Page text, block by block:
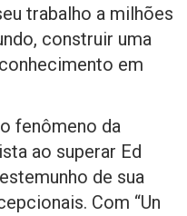
trabalho a milhões
construir uma
em
fenômeno da
ao superar Ed
de sua
Com “Un